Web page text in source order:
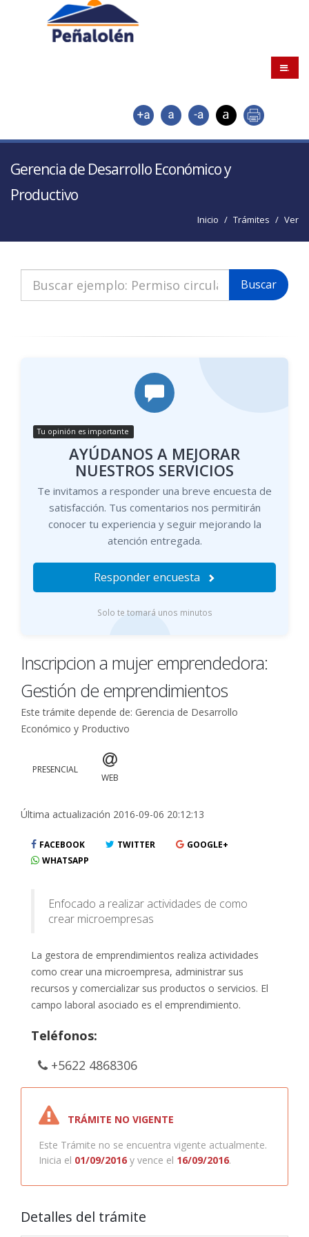
.
Gerencia de Desarrollo Económico y
Productivo
Inicio Trámites Ver
Buscar
Tu opinión es importante
AYÚDANOS A MEJORAR
NUESTROS SERVICIOS
Te invitamos a responder una breve encuesta de
satisfacción. Tus comentarios nos permitirán
conocer tu experiencia y seguir mejorando la
atención entregada.
Responder encuesta
Solo te tomará unos minutos
Inscripcion a mujer emprendedora:
Gestión de emprendimientos
Este trámite depende de: Gerencia de Desarrollo
Económico y Productivo
PRESENCIAL
WEB
Última actualización 2016-09-06 20:12:13
FACEBOOK TWITTER
GOOGLE+
WHATSAPP
Enfocado a realizar actividades de como
crear microempresas
La gestora de emprendimientos realiza actividades
como crear una microempresa, administrar sus
recursos y comercializar sus productos o servicios. El
campo laboral asociado es el emprendimiento.
Teléfonos:
+5622 4868306
TRÁMITE NO VIGENTE
Este Trámite no se encuentra vigente actualmente.
Inicia el 01/09/2016 y vence el 16/09/2016.
Detalles del trámite